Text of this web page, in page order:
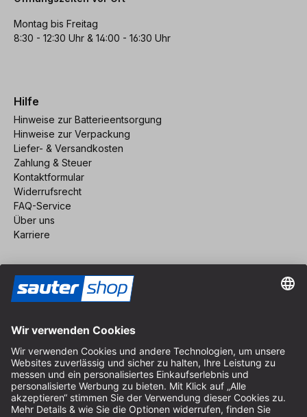
Montag bis Freitag
8:30 - 12:30 Uhr & 14:00 - 16:30 Uhr
Hilfe
Hinweise zur Batterieentsorgung
Hinweise zur Verpackung
Liefer- & Versandkosten
Zahlung & Steuer
Kontaktformular
Widerrufsrecht
FAQ-Service
Über uns
Karriere
Impressum
AGB
Datenschutz